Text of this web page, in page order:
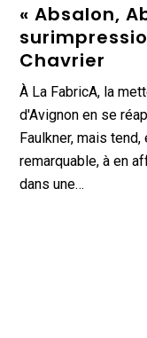
« Absalon,
Chavrier
À La FabricA, la
d'Avignon en se
Faulkner, mais
remarquable, à en
dans une…